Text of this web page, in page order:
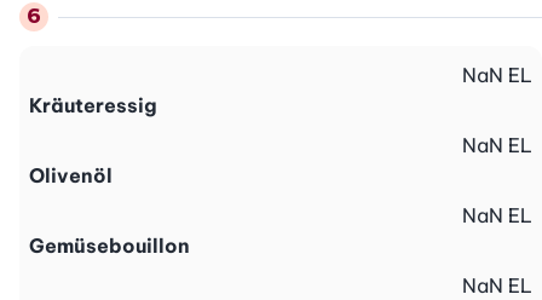
Kräuteressig
NaN EL
Olivenöl
NaN EL
Gemüsebouillon
NaN EL
NaN EL